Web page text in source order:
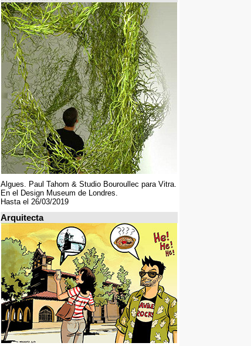
Algues. Paul Tahom & Studio Bouroullec para Vitra.
En el Design Museum de Londres.
Hasta el 26/03/2019
Arquitecta